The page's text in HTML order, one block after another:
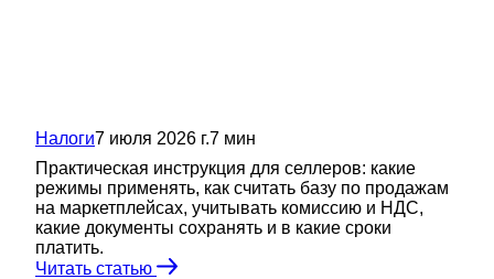
Налоги7 июля 2026 г.7 мин
Практическая инструкция для селлеров: какие
режимы применять, как считать базу по продажам
на маркетплейсах, учитывать комиссию и НДС,
какие документы сохранять и в какие сроки
платить.
Читать статью